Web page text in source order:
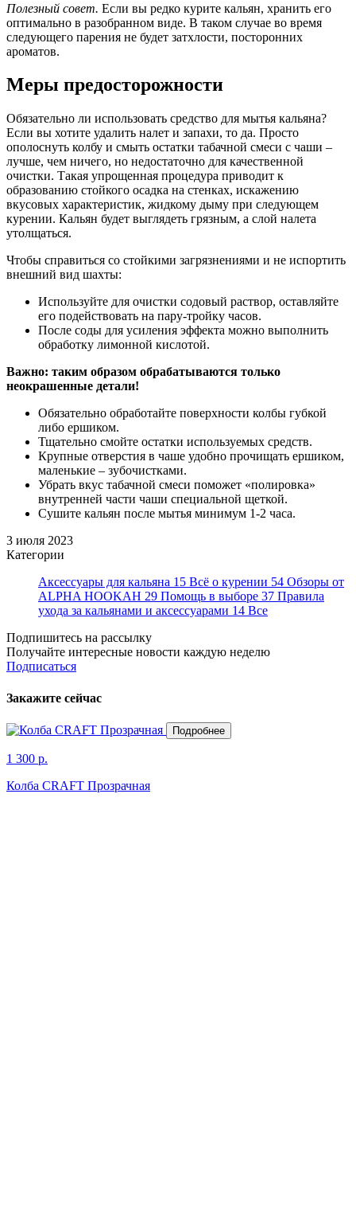
Полезный совет. Если вы редко курите кальян, хранить его
оптимально в разобранном виде. В таком случае во время
следующего парения не будет затхлости, посторонних
ароматов.
Меры предосторожности
Обязательно ли использовать средство для мытья кальяна?
Если вы хотите удалить налет и запахи, то да. Просто
ополоснуть колбу и смыть остатки табачной смеси с чаши –
лучше, чем ничего, но недостаточно для качественной
очистки. Такая упрощенная процедура приводит к
образованию стойкого осадка на стенках, искажению
вкусовых характеристик, жидкому дыму при следующем
курении. Кальян будет выглядеть грязным, а слой налета
утолщаться.
Чтобы справиться со стойкими загрязнениями и не испортить
внешний вид шахты:
Используйте для очистки содовый раствор, оставляйте
его подействовать на пару-тройку часов.
После соды для усиления эффекта можно выполнить
обработку лимонной кислотой.
Важно: таким образом обрабатываются только
неокрашенные детали!
Обязательно обработайте поверхности колбы губкой
либо ершиком.
Тщательно смойте остатки используемых средств.
Крупные отверстия в чаше удобно прочищать ершиком,
маленькие – зубочистками.
Убрать вкус табачной смеси поможет «полировка»
внутренней части чаши специальной щеткой.
Сушите кальян после мытья минимум 1-2 часа.
3 июля 2023
Категории
Аксессуары для кальяна 15 Всё о курении 54 Обзоры от
ALPHA HOOKAH 29 Помощь в выборе 37 Правила
ухода за кальянами и аксессуарами 14 Все
Подпишитесь на рассылку
Получайте интересные новости каждую неделю
Подписаться
Закажите сейчас
Подробнее
1 300 р.
Колба CRAFT Прозрачная